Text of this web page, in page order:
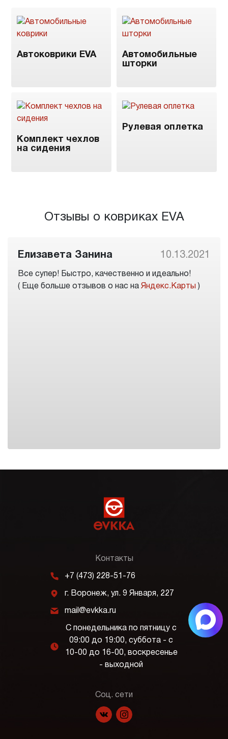
Автоковрики EVA
Автомобильные
шторки
Комплект чехлов
на сидения
Рулевая оплетка
Отзывы о ковриках EVA
Елизавета Занина 10.13.2021
Все супер! Быстро, качественно и идеально!
( Еще больше отзывов о нас на Яндекс.Карты )
Контакты
m +7 (473) 228-51-76
j г. Воронеж, ул. 9 Января, 227
k mail@evkka.ru
l
С понедельника по пятницу с
09:00 до 19:00, суббота - с
10-00 до 16-00, воскресенье
- выходной
Соц. сети
f p